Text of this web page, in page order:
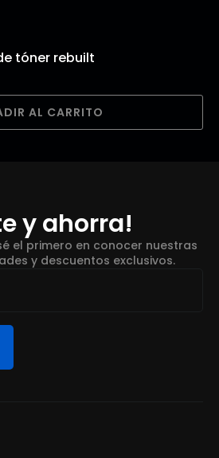
tóner rebuilt
AL CARRITO
y ahorra!
el primero en conocer nuestras
y descuentos exclusivos.